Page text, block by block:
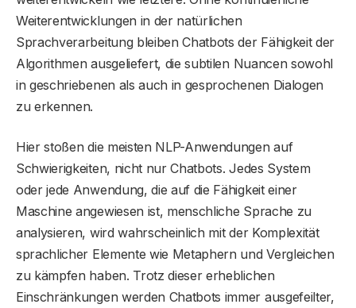
Weiterentwicklungen in der natürlichen
Sprachverarbeitung bleiben Chatbots der Fähigkeit der
Algorithmen ausgeliefert, die subtilen Nuancen sowohl
in geschriebenen als auch in gesprochenen Dialogen
zu erkennen.
Hier stoßen die meisten NLP-Anwendungen auf
Schwierigkeiten, nicht nur Chatbots. Jedes System
oder jede Anwendung, die auf die Fähigkeit einer
Maschine angewiesen ist, menschliche Sprache zu
analysieren, wird wahrscheinlich mit der Komplexität
sprachlicher Elemente wie Metaphern und Vergleichen
zu kämpfen haben. Trotz dieser erheblichen
Einschränkungen werden Chatbots immer ausgefeilter,